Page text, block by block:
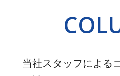
当社スタッフによる